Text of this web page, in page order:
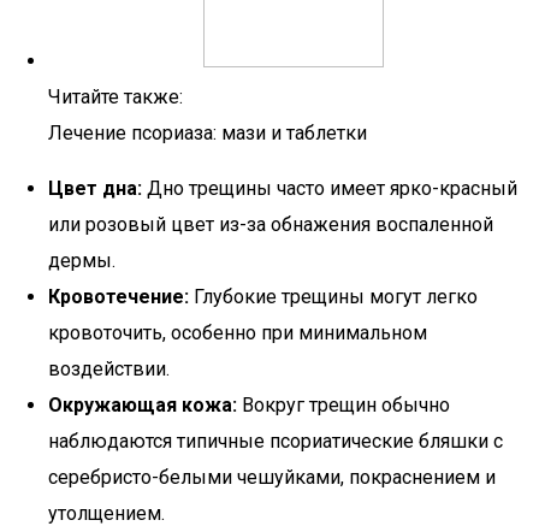
Читайте также:
Лечение псориаза: мази и таблетки
Цвет дна: Дно трещины часто имеет ярко-красный
или розовый цвет из-за обнажения воспаленной
дермы.
Кровотечение: Глубокие трещины могут легко
кровоточить, особенно при минимальном
воздействии.
Окружающая кожа: Вокруг трещин обычно
наблюдаются типичные псориатические бляшки с
серебристо-белыми чешуйками, покраснением и
утолщением.